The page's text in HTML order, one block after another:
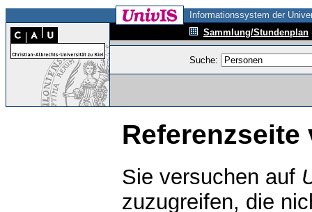
Informationssystem der
Sammlung/Stundenplan
Suche:
Referenzseite
Sie versuchen auf
zuzugreifen, die